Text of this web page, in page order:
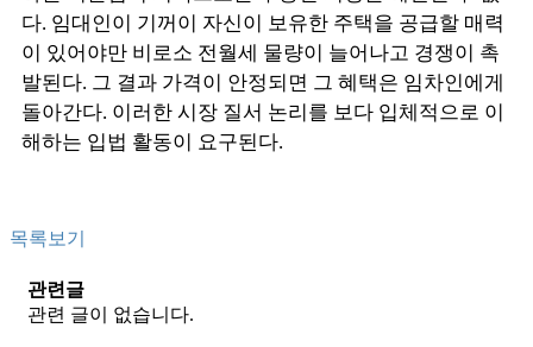
다. 임대인이 기꺼이 자신이 보유한 주택을 공급할 매력
이 있어야만 비로소 전월세 물량이 늘어나고 경쟁이 촉
발된다. 그 결과 가격이 안정되면 그 혜택은 임차인에게
돌아간다. 이러한 시장 질서 논리를 보다 입체적으로 이
해하는 입법 활동이 요구된다.
목록보기
관련글
관련 글이 없습니다.